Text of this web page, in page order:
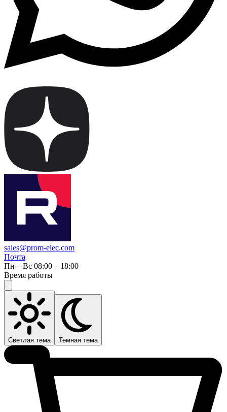
sales@prom-elec.com
Почта
Пн—Вс 08:00 – 18:00
Время работы
Светлая тема Темная тема